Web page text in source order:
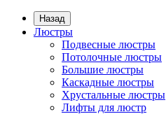
Назад
Люстры
Подвесные люстры
Потолочные люстры
Большие люстры
Каскадные люстры
Хрустальные люстры
Лифты для люстр